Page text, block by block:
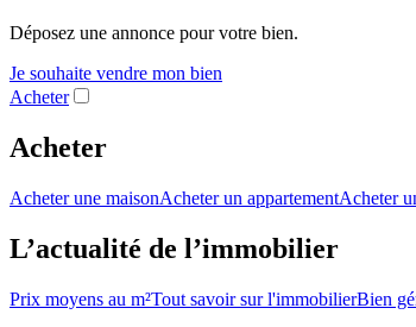
Déposez une annonce pour votre bien.
Je souhaite vendre mon bien
Acheter
Acheter
Acheter une maisonAcheter un appartementAcheter
L’actualité de l’immobilier
Prix moyens au m²Tout savoir sur l'immobilierBien